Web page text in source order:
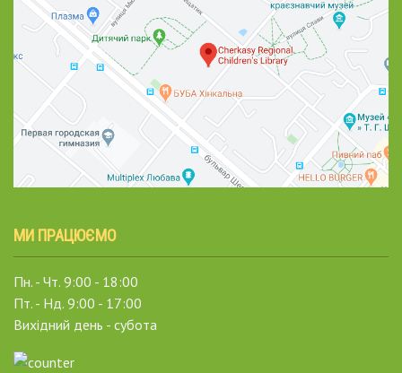
МИ ПРАЦЮЄМО
Пн. - Чт. 9:00 - 18:00
Пт. - Нд. 9:00 - 17:00
Вихідний день - субота